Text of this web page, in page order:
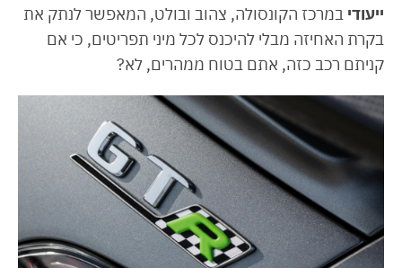
ייעודי במרכז הקונסולה, צהוב ובולט, המאפשר לנתק את
בקרת האחיזה מבלי להיכנס לכל מיני תפריטים, כי אם
קניתם רכב כזה, אתם בטוח ממהרים, לא?